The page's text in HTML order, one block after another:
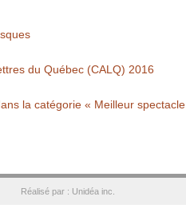
du Québec (CALQ) 2016
la catégorie « Meilleur spectacle
Réalisé par : Unidéa inc.